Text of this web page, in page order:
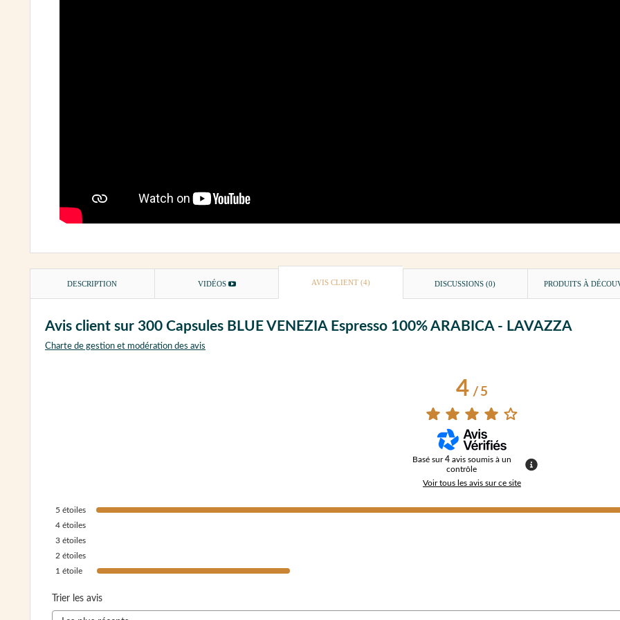
DESCRIPTION VIDÉOS AVIS CLIENT(4) DISCUSSIONS (0) PRODUITS À
Avis client sur 300 Capsules BLUE VENEZIA Espresso 100% ARABICA - LAVAZZA
Charte de gestion et modération des avis
4/ 5
Basé sur4 avis soumis à un
contrôle
Voir tous les avis sur ce site
5 étoiles
4 étoiles
3 étoiles
2 étoiles
1 étoile
Trier les avis